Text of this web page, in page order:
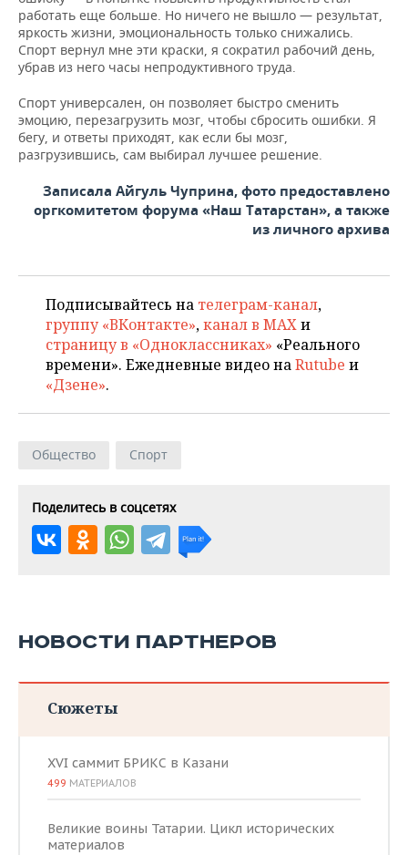
работать еще больше. Но ничего не вышло — результат,
яркость жизни, эмоциональность только снижались.
Спорт вернул мне эти краски, я сократил рабочий день,
убрав из него часы непродуктивного труда.
Спорт универсален, он позволяет быстро сменить
эмоцию, перезагрузить мозг, чтобы сбросить ошибки. Я
бегу, и ответы приходят, как если бы мозг,
разгрузившись, сам выбирал лучшее решение.
Записала Айгуль Чуприна, фото предоставлено
оргкомитетом форума «Наш Татарстан», а также
из личного архива
Подписывайтесь на телеграм-канал,
группу «ВКонтакте»,канал в MAXи
страницу в «Одноклассниках» «Реального
времени». Ежедневные видео наRutube и
«Дзене».
Общество Спорт
Поделитесь в соцсетях
НОВОСТИ ПАРТНЕРОВ
Сюжеты
XVI саммит БРИКС в Казани
499 МАТЕРИАЛОВ
Великие воины Татарии. Цикл исторических
материалов